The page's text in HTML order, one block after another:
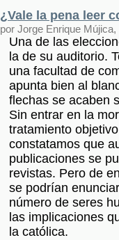
¿Vale la pena leer
por Jorge Enrique Mújica,
Una de las
la de su auditorio.
una facultad de
apunta bien al
flechas se acaben
Sin entrar en la
tratamiento
constatamos que
publicaciones se
revistas. Pero de
se podrían
número de seres
las implicaciones
la católica.